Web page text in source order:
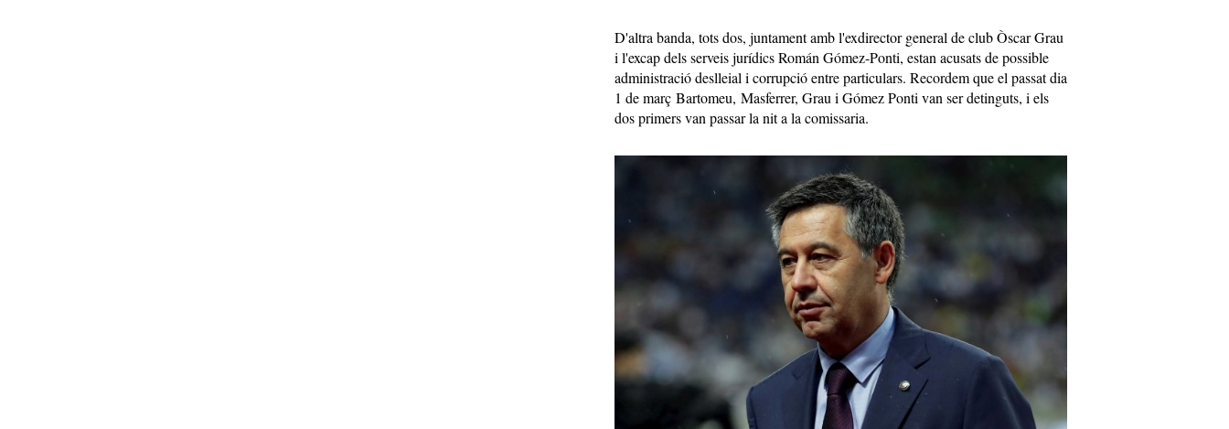
D'altra banda, tots dos, juntament amb l'exdirector general de club Òscar Grau
i l'excap dels serveis jurídics Román Gómez-Ponti, estan acusats de possible
administració deslleial i corrupció entre particulars. Recordem que el passat dia
1 de març Bartomeu, Masferrer, Grau i Gómez Ponti van ser detinguts, i els
dos primers van passar la nit a la comissaria​.